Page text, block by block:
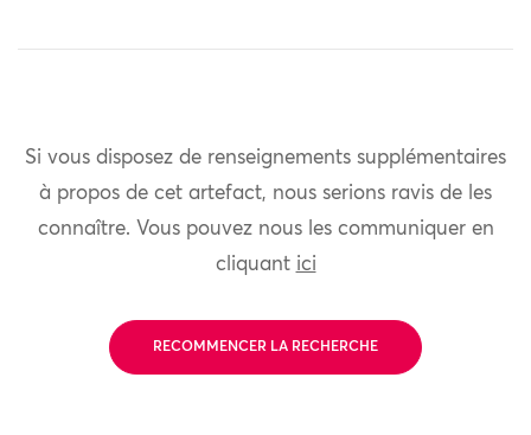
Si vous disposez de renseignements supplémentaires
à propos de cet artefact, nous serions ravis de les
connaître. Vous pouvez nous les communiquer en
cliquant ici
RECOMMENCER LA RECHERCHE